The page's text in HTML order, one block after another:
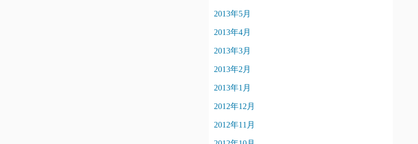
2013年5月
2013年4月
2013年3月
2013年2月
2013年1月
2012年12月
2012年11月